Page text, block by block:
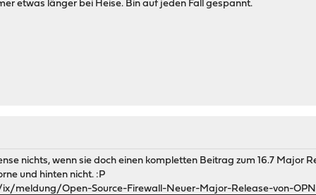
etwas länger bei Heise. Bin auf jeden Fall gespannt.
nichts, wenn sie doch einen kompletten Beitrag zum 16.7 Major
und hinten nicht. :P
meldung/Open-Source-Firewall-Neuer-Major-Release-von-